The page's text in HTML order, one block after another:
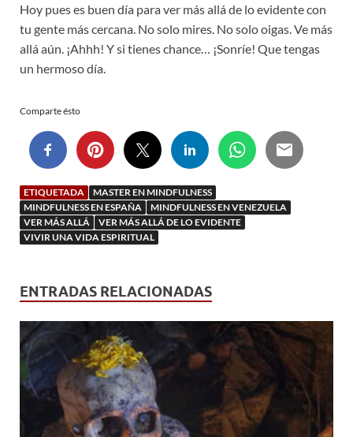
Hoy pues es buen día para ver más allá de lo evidente con
tu gente más cercana. No solo mires. No solo oigas. Ve más
allá aún. ¡Ahhh! Y si tienes chance… ¡Sonríe! Que tengas
un hermoso día.
Comparte ésto
ETIQUETADA
MASTER EN MINDFULNESS
MINDFULNESS EN ESPAÑA
MINDFULNESS EN VENEZUELA
VER MÁS ALLÁ
VER MÁS ALLÁ DE LO EVIDENTE
VIVIR UNA VIDA ESPIRITUAL
ENTRADAS RELACIONADAS